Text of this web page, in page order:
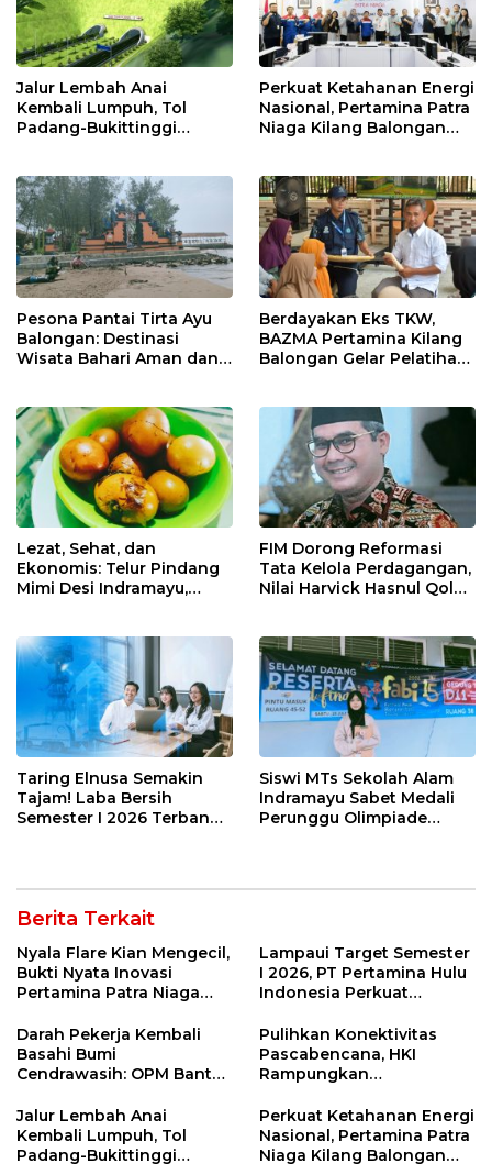
Jalur Lembah Anai
Kembali Lumpuh, Tol
Padang-Bukittinggi
Perkuat Ketahanan Energi
Nasional, Pertamina Patra
Niaga Kilang Balongan
Pesona Pantai Tirta Ayu
Balongan: Destinasi
Wisata Bahari Aman dan
Berdayakan Eks TKW,
BAZMA Pertamina Kilang
Balongan Gelar Pelatihan
Rawadalem
Lezat, Sehat, dan
Ekonomis: Telur Pindang
Mimi Desi Indramayu,
Ketagihan!
FIM Dorong Reformasi
Tata Kelola Perdagangan,
Nilai Harvick Hasnul Qolbi
Taring Elnusa Semakin
Tajam! Laba Bersih
Semester I 2026 Terbang
Siswi MTs Sekolah Alam
Indramayu Sabet Medali
Perunggu Olimpiade
Berita Terkait
Nyala Flare Kian Mengecil,
Bukti Nyata Inovasi
Pertamina Patra Niaga
Net Zero Emission 2060
Lampaui Target Semester
I 2026, PT Pertamina Hulu
Indonesia Perkuat
Nasional Lewat Inovasi &
Keselamatan Kerja
Darah Pekerja Kembali
Basahi Bumi
Cendrawasih: OPM Bantai
di Tolikara!
Pulihkan Konektivitas
Pascabencana, HKI
Rampungkan
Lembah Anai dan Malalak
Jalur Lembah Anai
Kembali Lumpuh, Tol
Padang-Bukittinggi
Perkuat Ketahanan Energi
Nasional, Pertamina Patra
Niaga Kilang Balongan